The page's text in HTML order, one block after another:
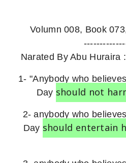
Volumn 008, Book
Narated By Abu Huraira
1- "Anybody who
Day should not
2- anybody who
Day should entertain